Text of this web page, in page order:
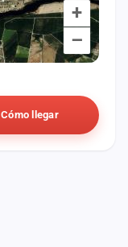
+
–
Cómo llegar